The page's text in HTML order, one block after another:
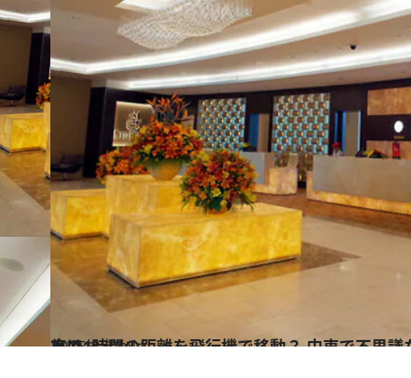
2015.8.28
車で1時間の距離を飛行機で移動？ 中東で不思議な旅程を組んだ理由とは
旅＆お出かけ